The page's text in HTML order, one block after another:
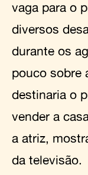
vaga para o
diversos
durante os
pouco sobre
destinaria o
vender a
a atriz,
da televisão.